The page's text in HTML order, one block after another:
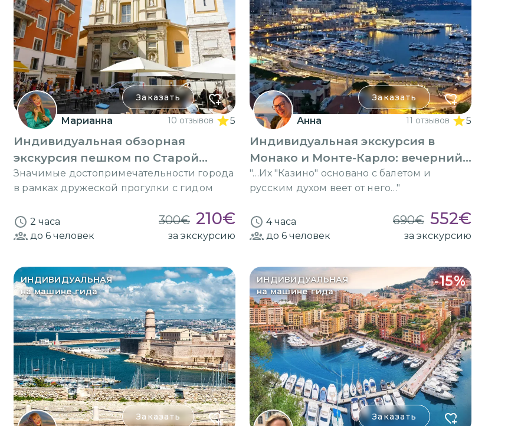
Заказать
Марианна 10 отзывов 5
Индивидуальная обзорная
экскурсия пешком по Старой
Ницце
Значимые достопримечательности города
в рамках дружеской прогулки с гидом
2 часа 300€ 210€
до 6 человек за экскурсию
Заказать
Анна 11 отзывов 5
Индивидуальная экскурсия в
Монако и Монте-Карло: вечерний
шарм
"…Их "Казино" основано с балетом и
русским духом веет от него…"
4 часа 690€ 552€
до 6 человек за экскурсию
ИНДИВИДУАЛЬНАЯ
на машине гида
Заказать
ИНДИВИДУАЛЬНАЯ
на машине гида
-15%
Заказать